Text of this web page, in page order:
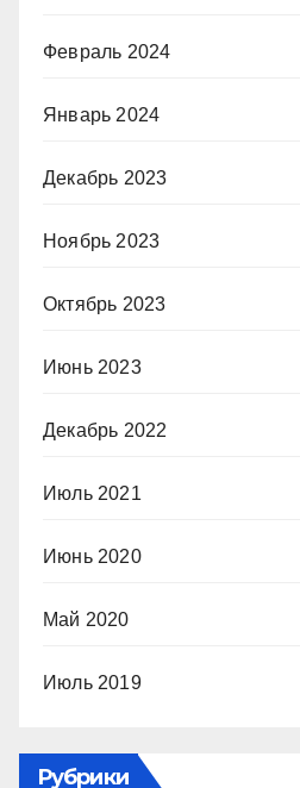
Февраль 2024
Январь 2024
Декабрь 2023
Ноябрь 2023
Октябрь 2023
Июнь 2023
Декабрь 2022
Июль 2021
Июнь 2020
Май 2020
Июль 2019
Рубрики